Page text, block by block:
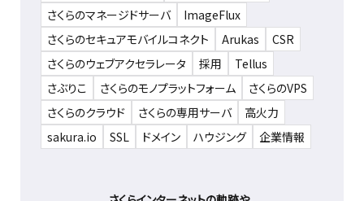
さくらのマネージドサーバ
ImageFlux
さくらのセキュアモバイルコネクト
Arukas
CSR
さくらのウェブアクセラレータ
採用
Tellus
さぶりこ
さくらのモノプラットフォーム
さくらのVPS
さくらのクラウド
さくらの専用サーバ
高火力
sakura.io
SSL ドメイン ハウジング 企業情報